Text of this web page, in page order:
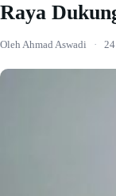
Raya
Oleh Ahmad Aswadi ·